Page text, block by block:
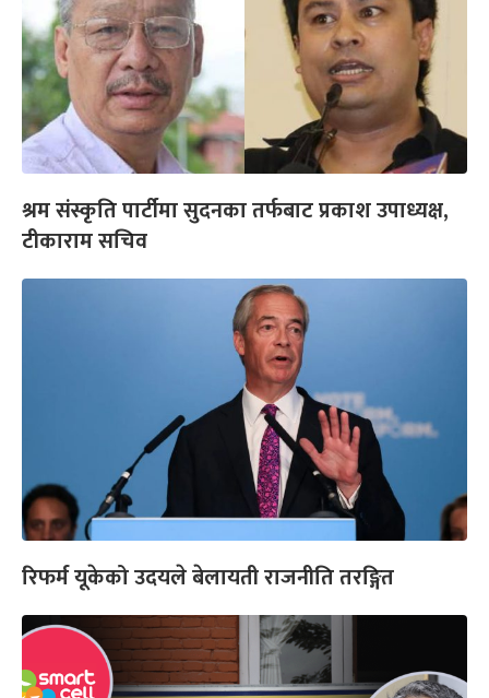
श्रम संस्कृति पार्टीमा सुदनका तर्फबाट प्रकाश उपाध्यक्ष,
टीकाराम सचिव
रिफर्म यूकेको उदयले बेलायती राजनीति तरङ्गित